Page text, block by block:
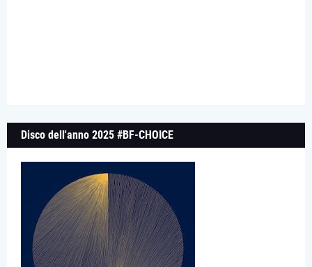
Disco dell'anno 2025 #BF-CHOICE